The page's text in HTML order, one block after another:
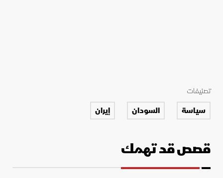
تصنيفات
سياسة السودان إيران
قصص قد تهمك